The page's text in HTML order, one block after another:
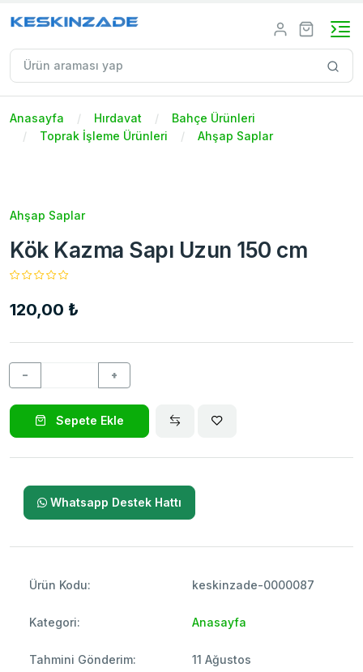
Anasayfa Hırdavat
Bahçe Ürünleri
Toprak İşleme Ürünleri
Ahşap Saplar
Ahşap Saplar
Kök Kazma Sapı Uzun 150 cm
120,00 ₺
− +
Sepete Ekle
Whatsapp Destek Hattı
Ürün Kodu: keskinzade-0000087
Kategori: Anasayfa
Tahmini Gönderim: 11 Ağustos